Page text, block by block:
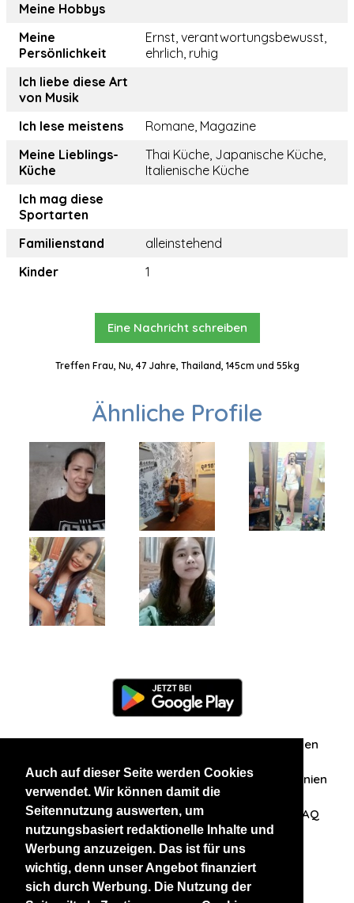
Auch auf dieser Seite werden Cookies
verwendet. Wir können damit die
Seitennutzung auswerten, um
nutzungsbasiert redaktionelle Inhalte und
Werbung anzuzeigen. Das ist für uns
wichtig, denn unser Angebot finanziert
sich durch Werbung. Die Nutzung der
Meine Hobbys
Meine
Persönlichkeit
Ernst, verantwortungsbewusst,
ehrlich, ruhig
Ich liebe diese Art
von Musik
Ich lese meistens
Romane, Magazine
Meine Lieblings-
Küche
Thai Küche, Japanische Küche,
Italienische Küche
Ich mag diese
Sportarten
Familienstand
alleinstehend
Kinder
1
Eine Nachricht schreiben
Treffen Frau, Nu, 47 Jahre, Thailand, 145cm und 55kg
Ähnliche Profile
Zuschriften/Erfahrungen
Datenschutzerklärung AGB Datenschutzrichtlinien
Nehmen Sie Kontakt mit uns auf FAQ
Unsere anderen Websites
BlackAndBeauties RussianKisses